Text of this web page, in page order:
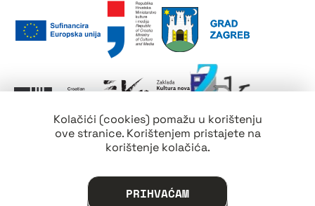
Kolačići (cookies) pomažu u korištenju
ove stranice. Korištenjem pristajete na
korištenje kolačića.
PRIHVAĆAM